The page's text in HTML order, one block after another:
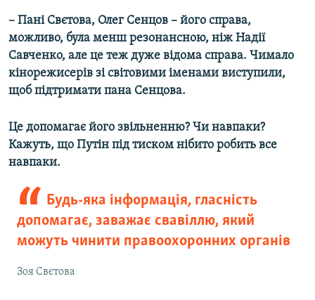
– Пані Свєтова, Олег Сенцов – його справа,
можливо, була менш резонансною, ніж Надії
Савченко, але це теж дуже відома справа. Чимало
кінорежисерів зі світовими іменами виступили,
щоб підтримати пана Сенцова.
Це допомагає його звільненню? Чи навпаки?
Кажуть, що Путін під тиском нібито робить все
навпаки.
Будь-яка інформація, гласність
допомагає, заважає свавіллю, який
можуть чинити правоохоронних органів
Зоя Свєтова